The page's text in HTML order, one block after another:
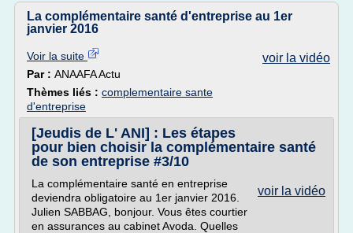
La complémentaire santé d'entreprise au 1er
janvier 2016
voir la vidéo
Voir la suite
Par : ANAAFA Actu
Thèmes liés : complementaire sante
d'entreprise
[Jeudis de L' ANI] : Les étapes
pour bien choisir la complémentaire santé
de son entreprise #3/10
voir la vidéo
La complémentaire santé en entreprise
deviendra obligatoire au 1er janvier 2016.
Julien SABBAG, bonjour. Vous êtes courtier
en assurances au cabinet Avoda. Quelles